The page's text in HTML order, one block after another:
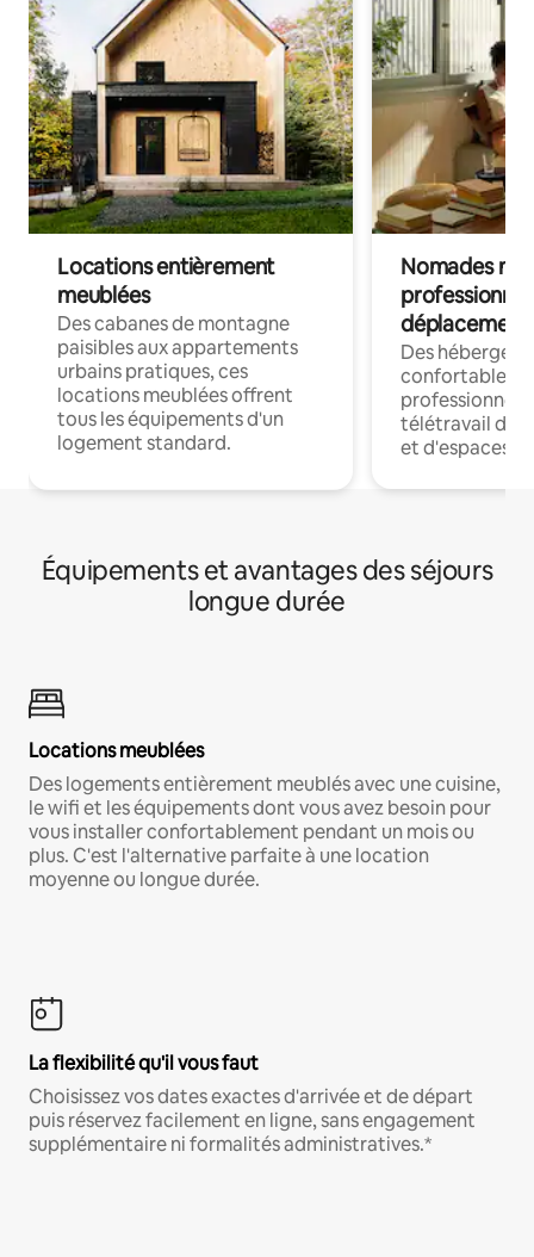
Locations entièrement
meublées
Des cabanes de montagne
paisibles aux appartements
urbains pratiques, ces
locations meublées offrent
tous les équipements d'un
logement standard.
Nomades
déplacement
Des
confortables
professionnels
télétravail
et d'espaces
Équipements et avantages des séjours
longue durée
Locations meublées
Des logements entièrement meublés avec une cuisine,
le wifi et les équipements dont vous avez besoin pour
vous installer confortablement pendant un mois ou
plus. C'est l'alternative parfaite à une location
moyenne ou longue durée.
La flexibilité qu'il vous faut
Choisissez vos dates exactes d'arrivée et de départ
puis réservez facilement en ligne, sans engagement
supplémentaire ni formalités administratives.*